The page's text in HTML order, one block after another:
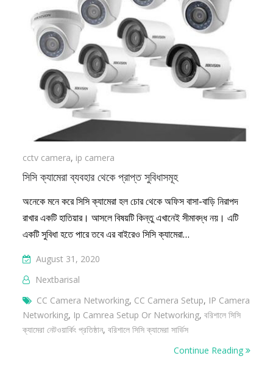
সিসি
ক্যামেরা
সার্ভিস
cctv camera, ip camera
সিসি ক্যামেরা ব্যবহার থেকে প্রাপ্ত সুবিধাসমূহ
অনেকে মনে করে সিসি ক্যামেরা হল চোর থেকে অফিস বাসা-বাড়ি নিরাপদ
রাখার একটি হাতিয়ার। আসলে বিষয়টি কিন্তু এখানেই সীমাবদ্ধ নয়। এটি
একটি সুবিধা হতে পারে তবে এর বাইরেও সিসি ক্যামেরা…
August 31, 2020
Nextbarisal
CC Camera ‍networking, CC Camera ‍setup, IP Camera
‍networking, Ip Camrea Setup Or Networking,বরিশালে সিসি
ক্যামেরা নেটওয়ার্কিং প্রতিষ্ঠান,বরিশালে সিসি ক্যামেরা সার্ভিস
Continue Reading